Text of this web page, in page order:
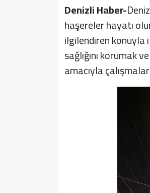
Denizli Haber-
haşereler hayatı
ilgilendiren konuyla
sağlığını korumak
amacıyla